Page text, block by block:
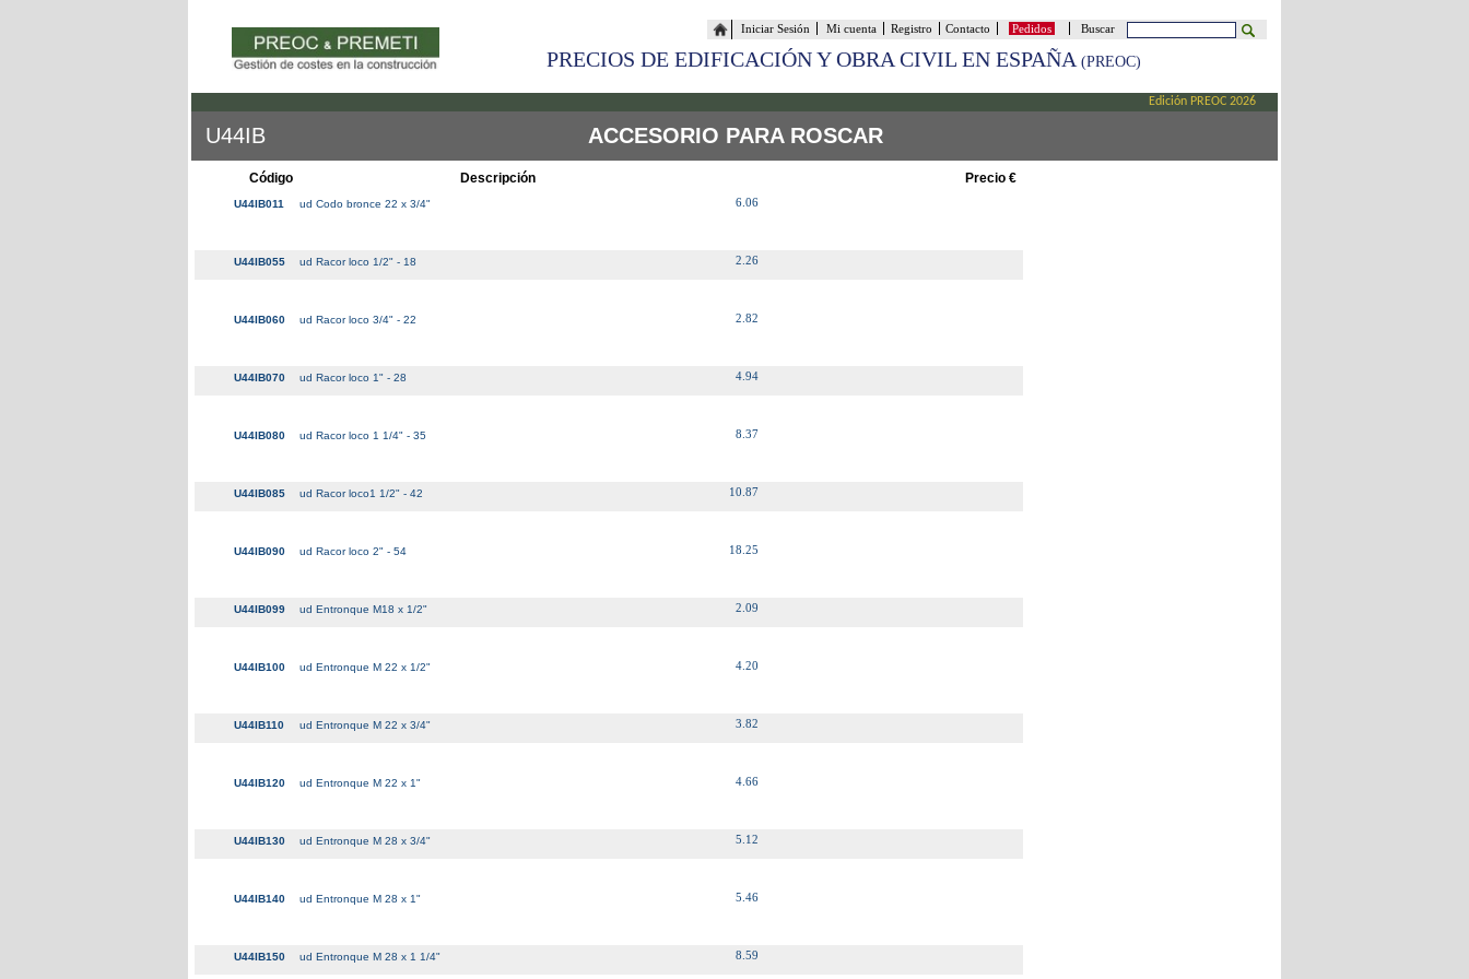
Buscar
Pedidos
Contacto
Registro
Mi cuenta
Iniciar Sesión
PRECIOS DE EDIFICACIÓN Y OBRA CIVIL EN ESPAÑA (PREOC)
Edición PREOC 2026
U44IB ACCESORIO PARA ROSCAR
Código Descripción Precio €
U44IB011 ud Codo bronce 22 x 3/4" 6.06
U44IB055 ud Racor loco 1/2" - 18 2.26
U44IB060 ud Racor loco 3/4" - 22 2.82
U44IB070 ud Racor loco 1" - 28 4.94
U44IB080 ud Racor loco 1 1/4" - 35 8.37
U44IB085 ud Racor loco1 1/2" - 42 10.87
U44IB090 ud Racor loco 2" - 54 18.25
U44IB099 ud Entronque M18 x 1/2" 2.09
U44IB100 ud Entronque M 22 x 1/2" 4.20
U44IB110 ud Entronque M 22 x 3/4" 3.82
U44IB120 ud Entronque M 22 x 1" 4.66
U44IB130 ud Entronque M 28 x 3/4" 5.12
U44IB140 ud Entronque M 28 x 1" 5.46
U44IB150 ud Entronque M 28 x 1 1/4" 8.59